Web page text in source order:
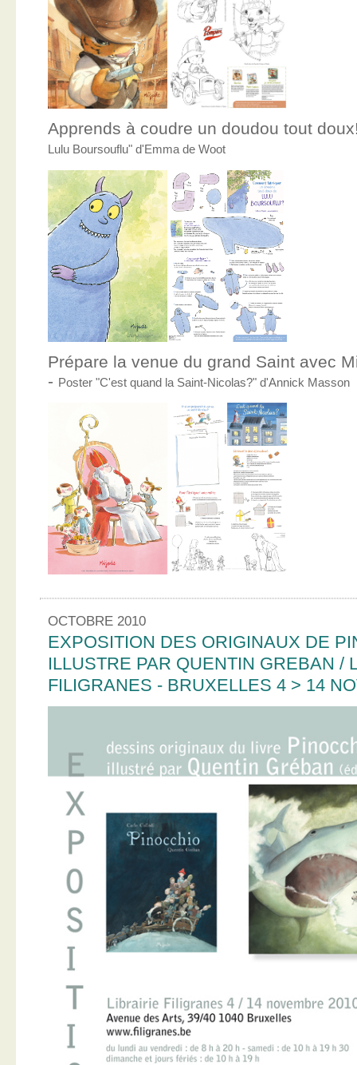
Apprends à coudre un doudou tout
Lulu Boursouflu" d'Emma de Woot
Prépare la venue du grand Saint avec
- Poster "C'est quand la Saint-Nicolas?" d'Annick Masson
OCTOBRE 2010
EXPOSITION DES ORIGINAUX DE
ILLUSTRE PAR QUENTIN GREBAN /
FILIGRANES - BRUXELLES 4 > 14